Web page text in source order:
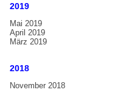
Handglocken-Institutionen
2019
Mai 2019
April 2019
März 2019
2018
November 2018